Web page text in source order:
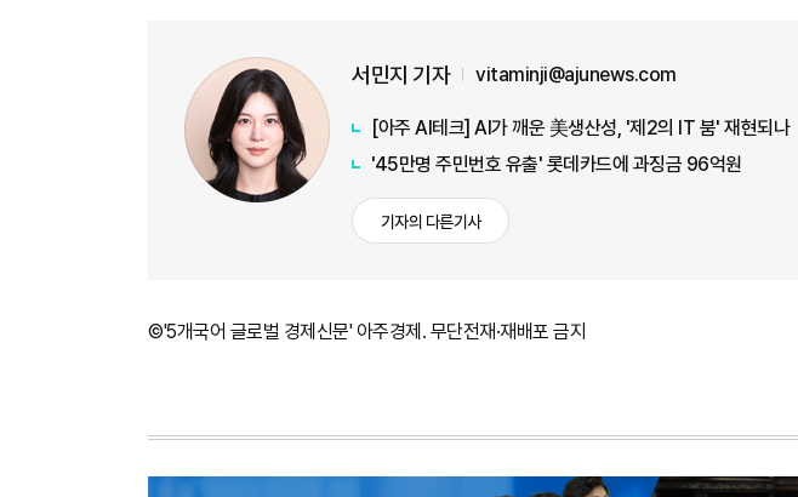
서민지 기자 vitaminji@ajunews.com
[아주 AI테크] AI가 깨운 美생산성, '제2의 IT 붐' 재현되나
'45만명 주민번호 유출' 롯데카드에 과징금 96억원
기자의 다른기사
©'5개국어 글로벌 경제신문' 아주경제. 무단전재·재배포 금지